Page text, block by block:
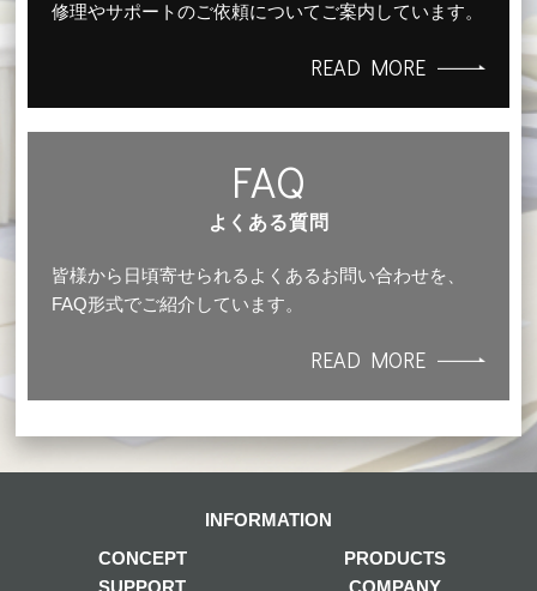
修理やサポートのご依頼についてご案内しています。
READ MORE
FAQ
よくある質問
皆様から日頃寄せられるよくあるお問い合わせを、
FAQ形式でご紹介しています。
READ MORE
CONCEPT
PRODUCTS
INFORMATION